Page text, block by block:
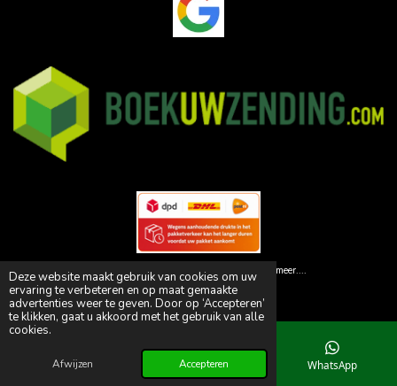
Deze website maakt gebruik van cookies om uw
ervaring te verbeteren en op maat gemaakte
advertenties weer te geven. Door op ‘Accepteren’
te klikken, gaat u akkoord met het gebruik van alle
cookies.
Afwijzen Accepteren
© 2026 Animal Paleis | Dé specialist in huisdiervoedsel! en meer....
Powered byJouwWeb
E-mailadres Telefoonnummer WhatsApp